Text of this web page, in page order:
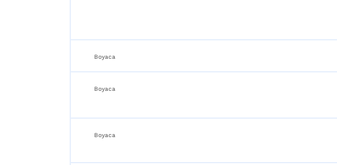
Boyaca
Boyaca
Boyaca